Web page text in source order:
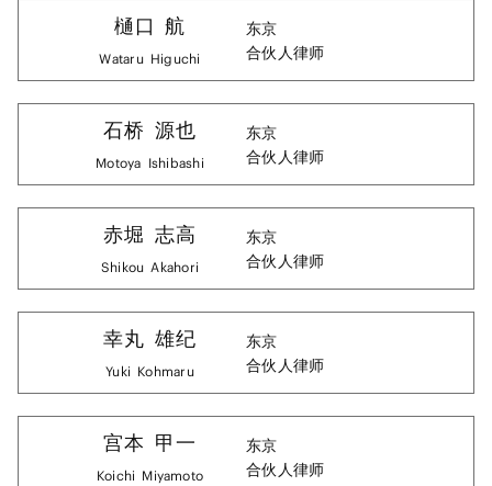
樋口 航
Wataru Higuchi
东京
合伙人律师
石桥 源也
Motoya Ishibashi
东京
合伙人律师
赤堀 志高
Shikou Akahori
东京
合伙人律师
幸丸 雄纪
Yuki Kohmaru
东京
合伙人律师
宫本 甲一
Koichi Miyamoto
东京
合伙人律师